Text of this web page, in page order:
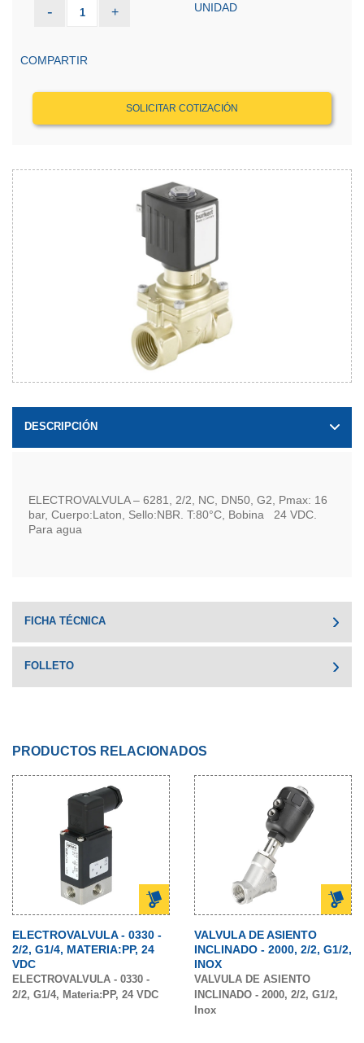
- 1 + UNIDAD
COMPARTIR
SOLICITAR COTIZACIÓN
DESCRIPCIÓN
ELECTROVALVULA – 6281, 2/2, NC, DN50, G2, Pmax: 16
bar, Cuerpo:Laton, Sello:NBR. T:80°C, Bobina 24 VDC.
Para agua
FICHA TÉCNICA
FOLLETO
PRODUCTOS RELACIONADOS
ELECTROVALVULA - 0330 -
2/2, G1/4, MATERIA:PP, 24
VDC
ELECTROVALVULA - 0330 -
2/2, G1/4, Materia:PP, 24 VDC
VALVULA DE ASIENTO
INCLINADO - 2000, 2/2, G1/2,
INOX
VALVULA DE ASIENTO
INCLINADO - 2000, 2/2, G1/2,
Inox